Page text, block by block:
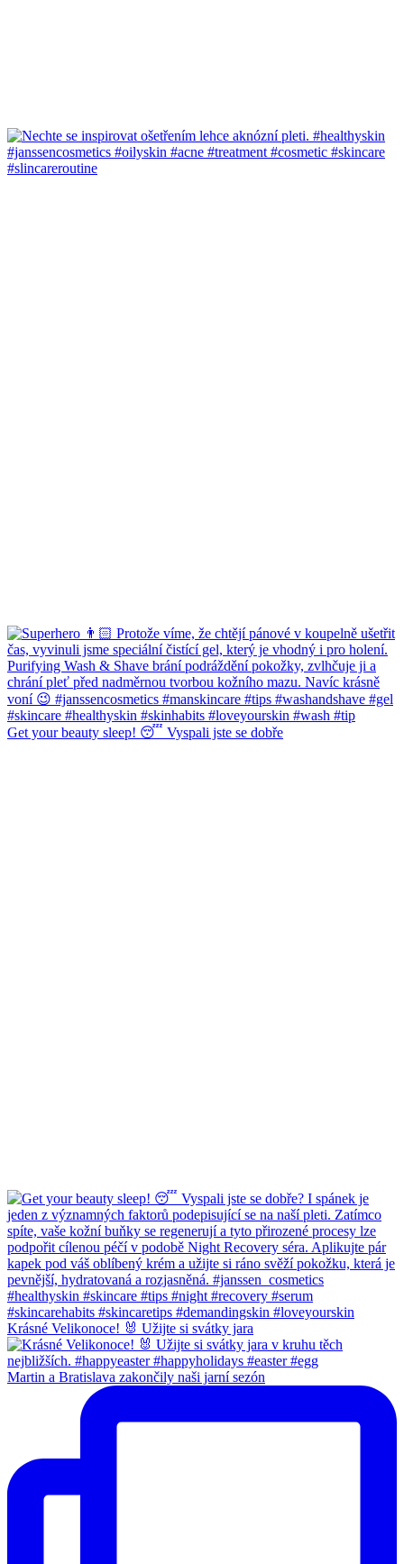
Get your beauty sleep! 😴 Vyspali jste se dobře
Krásné Velikonoce! 🐰 Užijte si svátky jara
Martin a Bratislava zakončily naši jarní sezón